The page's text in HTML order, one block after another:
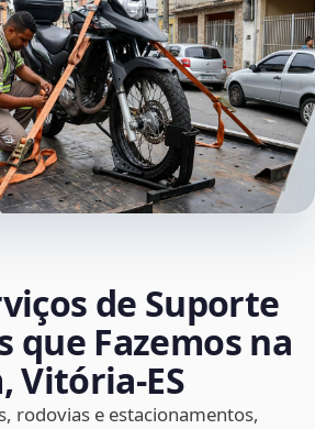
de Suporte
que Fazemos na
Vitória‑ES
rodovias e estacionamentos,